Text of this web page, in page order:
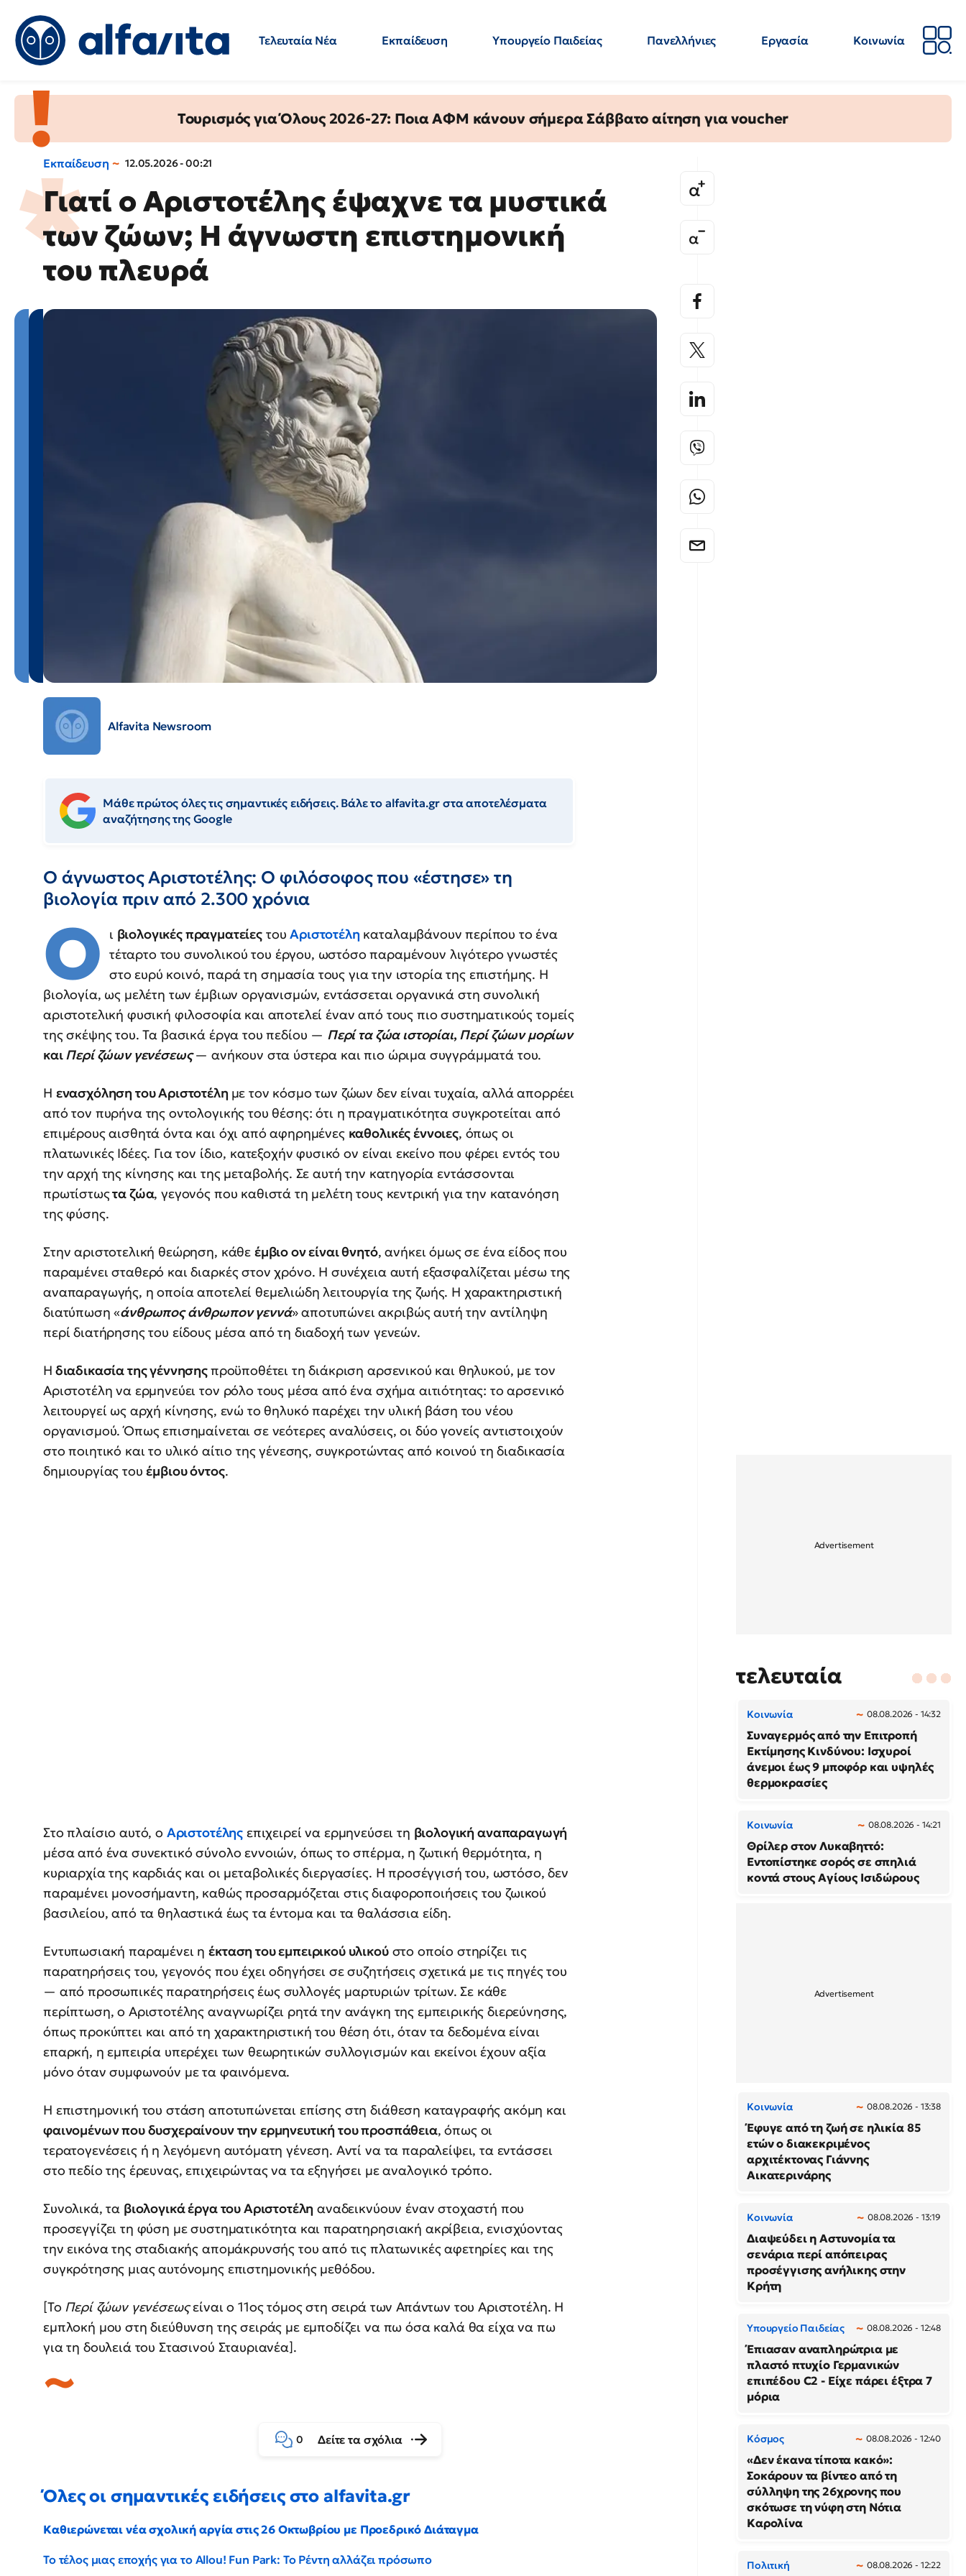
Τελευταία Νέα Εκπαίδευση Υπουργείο Παιδείας Πανελλήνιες Εργασία
Κοινωνία
Τουρισμός για Όλους 2026-27: Ποια ΑΦΜ κάνουν σήμερα Σάββατο αίτηση για voucher
Εκπαίδευση 12.05.2026 - 00:21
Γιατί ο Αριστοτέλης έψαχνε τα μυστικά
των ζώων; Η άγνωστη επιστημονική
του πλευρά
Alfavita Newsroom
Μάθε πρώτος όλες τις σημαντικές ειδήσεις. Βάλε το alfavita.gr στα αποτελέσματα
αναζήτησης της Google
Ο άγνωστος Αριστοτέλης: Ο φιλόσοφος που «έστησε» τη
βιολογία πριν από 2.300 χρόνια
Ο ι βιολογικές πραγματείες τουΑριστοτέλη καταλαμβάνουν περίπου το ένα
τέταρτο του συνολικού του έργου, ωστόσο παραμένουν λιγότερο γνωστές
στο ευρύ κοινό, παρά τη σημασία τους για την ιστορία της επιστήμης. Η
βιολογία, ως μελέτη των έμβιων οργανισμών, εντάσσεται οργανικά στη συνολική
αριστοτελική φυσική φιλοσοφία και αποτελεί έναν από τους πιο συστηματικούς τομείς
της σκέψης του. Τα βασικά έργα του πεδίου — Περί τα ζώα ιστορίαι, Περί ζώων μορίων
καιΠερί ζώων γενέσεως — ανήκουν στα ύστερα και πιο ώριμα συγγράμματά του.
Η ενασχόληση του Αριστοτέλη με τον κόσμο των ζώων δεν είναι τυχαία, αλλά απορρέει
από τον πυρήνα της οντολογικής του θέσης: ότι η πραγματικότητα συγκροτείται από
επιμέρους αισθητά όντα και όχι από αφηρημένες καθολικές έννοιες, όπως οι
πλατωνικές Ιδέες. Για τον ίδιο, κατεξοχήν φυσικό ον είναι εκείνο που φέρει εντός του
την αρχή της κίνησης και της μεταβολής. Σε αυτή την κατηγορία εντάσσονται
πρωτίστωςτα ζώα, γεγονός που καθιστά τη μελέτη τους κεντρική για την κατανόηση
της φύσης.
Στην αριστοτελική θεώρηση, κάθε έμβιο ον είναι θνητό, ανήκει όμως σε ένα είδος που
παραμένει σταθερό και διαρκές στον χρόνο. Η συνέχεια αυτή εξασφαλίζεται μέσω της
αναπαραγωγής, η οποία αποτελεί θεμελιώδη λειτουργία της ζωής. Η χαρακτηριστική
διατύπωση «άνθρωπος άνθρωπον γεννά» αποτυπώνει ακριβώς αυτή την αντίληψη
περί διατήρησης του είδους μέσα από τη διαδοχή των γενεών.
Η διαδικασία της γέννησηςπροϋποθέτει τη διάκριση αρσενικού και θηλυκού, με τον
Αριστοτέλη να ερμηνεύει τον ρόλο τους μέσα από ένα σχήμα αιτιότητας: το αρσενικό
λειτουργεί ως αρχή κίνησης, ενώ το θηλυκό παρέχει την υλική βάση του νέου
οργανισμού. Όπως επισημαίνεται σε νεότερες αναλύσεις, οι δύο γονείς αντιστοιχούν
στο ποιητικό και το υλικό αίτιο της γένεσης, συγκροτώντας από κοινού τη διαδικασία
δημιουργίας τουέμβιου όντος.
Στο πλαίσιο αυτό, ο Αριστοτέλης επιχειρεί να ερμηνεύσει τη βιολογική αναπαραγωγή
μέσα από ένα συνεκτικό σύνολο εννοιών, όπως το σπέρμα, η ζωτική θερμότητα, η
κυριαρχία της καρδιάς και οι μεταβολικές διεργασίες. Η προσέγγισή του, ωστόσο, δεν
παραμένει μονοσήμαντη, καθώς προσαρμόζεται στις διαφοροποιήσεις του ζωικού
βασιλείου, από τα θηλαστικά έως τα έντομα και τα θαλάσσια είδη.
Εντυπωσιακή παραμένει ηέκταση του εμπειρικού υλικούστο οποίο στηρίζει τις
παρατηρήσεις του, γεγονός που έχει οδηγήσει σε συζητήσεις σχετικά με τις πηγές του
— από προσωπικές παρατηρήσεις έως συλλογές μαρτυριών τρίτων. Σε κάθε
περίπτωση, ο Αριστοτέλης αναγνωρίζει ρητά την ανάγκη της εμπειρικής διερεύνησης,
όπως προκύπτει και από τη χαρακτηριστική του θέση ότι, όταν τα δεδομένα είναι
επαρκή, η εμπειρία υπερέχει των θεωρητικών συλλογισμών και εκείνοι έχουν αξία
μόνο όταν συμφωνούν με τα φαινόμενα.
Η επιστημονική του στάση αποτυπώνεται επίσης στη διάθεση καταγραφής ακόμη και
φαινομένων που δυσχεραίνουν την ερμηνευτική του προσπάθεια, όπως οι
τερατογενέσεις ή η λεγόμενη αυτόματη γένεση. Αντί να τα παραλείψει, τα εντάσσει
στο πεδίο της έρευνας, επιχειρώντας να τα εξηγήσει με αναλογικό τρόπο.
Συνολικά, τα βιολογικά έργα του Αριστοτέλη αναδεικνύουν έναν στοχαστή που
προσεγγίζει τη φύση με συστηματικότητα και παρατηρησιακή ακρίβεια, ενισχύοντας
την εικόνα της σταδιακής απομάκρυνσής του από τις πλατωνικές αφετηρίες και της
συγκρότησης μιας αυτόνομης επιστημονικής μεθόδου.
[Το Περί ζώων γενέσεωςείναι ο 11ος τόμος στη σειρά των Απάντων του Αριστοτέλη. Η
εμπλοκή μου στη διεύθυνση της σειράς με εμποδίζει να πω όσα καλά θα είχα να πω
για τη δουλειά του Στασινού Σταυριανέα].
0 Δείτε τα σχόλια
Όλες οι σημαντικές ειδήσεις στο alfavita.gr
Καθιερώνεται νέα σχολική αργία στις 26 Οκτωβρίου με Προεδρικό Διάταγμα
Το τέλος μιας εποχής για το Allou! Fun Park: Το Ρέντη αλλάζει πρόσωπο
τελευταία
Κοινωνία 08.08.2026 - 14:32
Συναγερμός από την Επιτροπή
Εκτίμησης Κινδύνου: Ισχυροί
άνεμοι έως 9 μποφόρ και υψηλές
θερμοκρασίες
Κοινωνία 08.08.2026 - 14:21
Θρίλερ στον Λυκαβηττό:
Εντοπίστηκε σορός σε σπηλιά
κοντά στους Αγίους Ισιδώρους
Κοινωνία 08.08.2026 - 13:38
Έφυγε από τη ζωή σε ηλικία 85
ετών ο διακεκριμένος
αρχιτέκτονας Γιάννης
Αικατερινάρης
Κοινωνία 08.08.2026 - 13:19
Διαψεύδει η Αστυνομία τα
σενάρια περί απόπειρας
προσέγγισης ανήλικης στην
Κρήτη
Υπουργείο Παιδείας 08.08.2026 - 12:48
Έπιασαν αναπληρώτρια με
πλαστό πτυχίο Γερμανικών
επιπέδου C2 - Είχε πάρει έξτρα 7
μόρια
Κόσμος 08.08.2026 - 12:40
«Δεν έκανα τίποτα κακό»:
Σοκάρουν τα βίντεο από τη
σύλληψη της 26χρονης που
σκότωσε τη νύφη στη Νότια
Καρολίνα
Πολιτική 08.08.2026 - 12:22